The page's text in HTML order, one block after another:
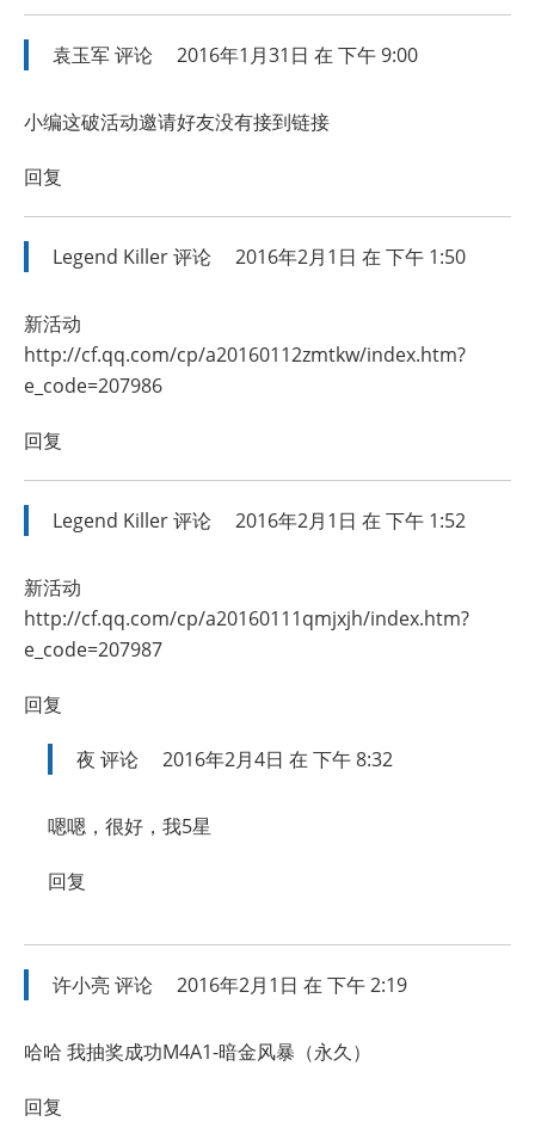
袁玉军评论 2016年1月31日 在 下午 9:00
小编这破活动邀请好友没有接到链接
回复
Legend Killer评论 2016年2月1日 在 下午 1:50
新活动
http://cf.qq.com/cp/a20160112zmtkw/index.htm?
e_code=207986
回复
Legend Killer评论 2016年2月1日 在 下午 1:52
新活动
http://cf.qq.com/cp/a20160111qmjxjh/index.htm?
e_code=207987
回复
夜 评论 2016年2月4日 在 下午 8:32
嗯嗯，很好，我5星
回复
许小亮评论 2016年2月1日 在 下午 2:19
哈哈 我抽奖成功M4A1-暗金风暴（永久）
回复